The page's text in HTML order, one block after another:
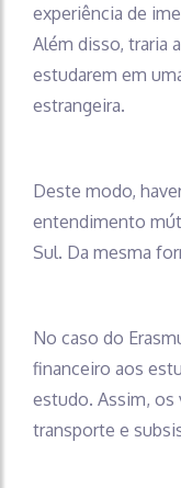
experiência de
Além disso, traria
estudarem em
estrangeira.
Deste modo,
entendimento
Sul. Da mesma
No caso do
financeiro aos
estudo. Assim, os
transporte e